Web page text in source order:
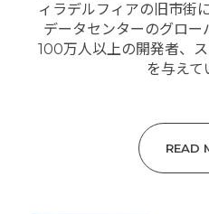
ィラデルフィアの旧市街
データセンターのグロ
100万人以上の開発者、
を与えて
READ